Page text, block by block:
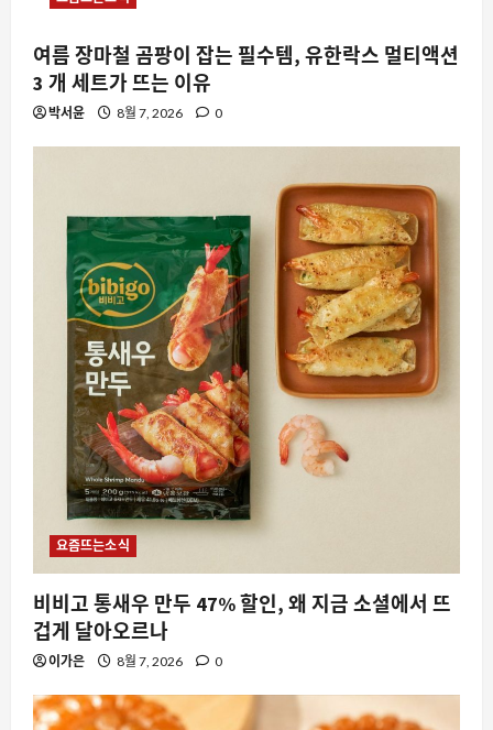
여름 장마철 곰팡이 잡는 필수템, 유한락스 멀티액션
3 개 세트가 뜨는 이유
박서윤 8월 7, 2026 0
요즘뜨는소식
비비고 통새우 만두 47% 할인, 왜 지금 소셜에서 뜨
겁게 달아오르나
이가은 8월 7, 2026 0